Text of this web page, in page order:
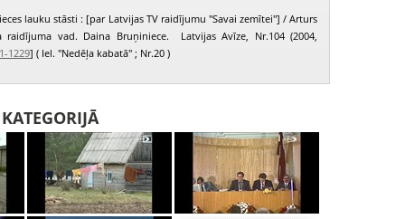
lauku stāsti : [par Latvijas TV raidījumu "Savai zemītei"] / Arturs
raidījuma vad. Daina Bruņiniece. Latvijas Avīze, Nr.104 (2004,
1229] ( Iel. "Nedēļa kabatā" ; Nr.20 )